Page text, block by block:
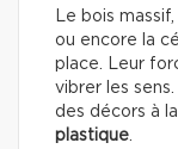
Le bois
ou encore la
place. Leur
vibrer les
des décors à
plastique.